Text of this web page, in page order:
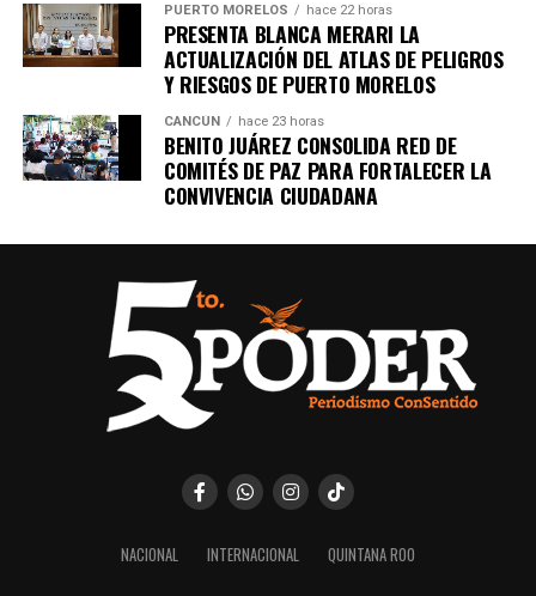
Recibe las noticias al instante
Únete al canal oficial de WhatsApp de
Quinto Podery recibe las noticias más
importantes de Quintana Roo directamente
en tu teléfono.
PUERTO MORELOS hace 22 horas
PRESENTA BLANCA MERARI LA
ACTUALIZACIÓN DEL ATLAS DE PELIGROS
Y RIESGOS DE PUERTO MORELOS
CANCÚN hace 23 horas
BENITO JUÁREZ CONSOLIDA RED DE
COMITÉS DE PAZ PARA FORTALECER LA
CONVIVENCIA CIUDADANA
NACIONAL INTERNACIONAL QUINTANA ROO